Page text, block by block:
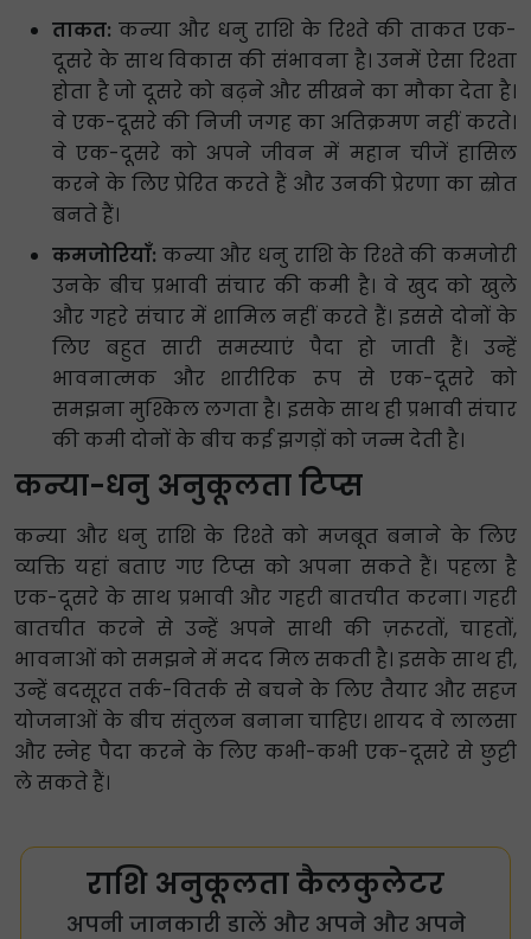
ताकत: कन्या और धनु राशि के रिश्ते की ताकत एक-
दूसरे के साथ विकास की संभावना है। उनमें ऐसा रिश्ता
होता है जो दूसरे को बढ़ने और सीखने का मौका देता है।
वे एक-दूसरे की निजी जगह का अतिक्रमण नहीं करते।
वे एक-दूसरे को अपने जीवन में महान चीजें हासिल
करने के लिए प्रेरित करते हैं और उनकी प्रेरणा का स्रोत
बनते हैं।
कमजोरियाँ: कन्या और धनु राशि के रिश्ते की कमजोरी
उनके बीच प्रभावी संचार की कमी है। वे खुद को खुले
और गहरे संचार में शामिल नहीं करते हैं। इससे दोनों के
लिए बहुत सारी समस्याएं पैदा हो जाती हैं। उन्हें
भावनात्मक और शारीरिक रूप से एक-दूसरे को
समझना मुश्किल लगता है। इसके साथ ही प्रभावी संचार
की कमी दोनों के बीच कई झगड़ों को जन्म देती है।
कन्या-धनु अनुकूलता टिप्स
कन्या और धनु राशि के रिश्ते को मजबूत बनाने के लिए
व्यक्ति यहां बताए गए टिप्स को अपना सकते हैं। पहला है
एक-दूसरे के साथ प्रभावी और गहरी बातचीत करना। गहरी
बातचीत करने से उन्हें अपने साथी की ज़रूरतों, चाहतों,
भावनाओं को समझने में मदद मिल सकती है। इसके साथ ही,
उन्हें बदसूरत तर्क-वितर्क से बचने के लिए तैयार और सहज
योजनाओं के बीच संतुलन बनाना चाहिए। शायद वे लालसा
और स्नेह पैदा करने के लिए कभी-कभी एक-दूसरे से छुट्टी
ले सकते हैं।
राशि अनुकूलता कैलकुलेटर
अपनी जानकारी डालें और अपने और अपने